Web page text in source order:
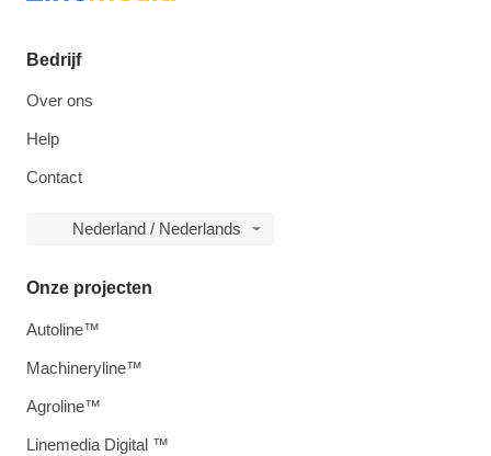
Bedrijf
Over ons
Help
Contact
Nederland / Nederlands
Onze projecten
Autoline™
Machineryline™
Agroline™
Linemedia Digital ™